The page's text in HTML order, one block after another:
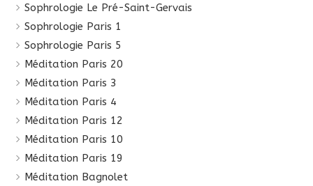
Sophrologie Le Pré-Saint-Gervais
Sophrologie Paris 1
Sophrologie Paris 5
Méditation Paris 20
Méditation Paris 3
Méditation Paris 4
Méditation Paris 12
Méditation Paris 10
Méditation Paris 19
Méditation Bagnolet